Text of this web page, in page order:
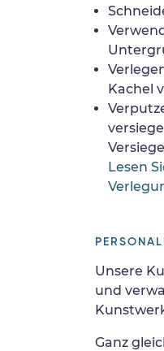
Kachel
Lesen
Unsere
und
Ganz